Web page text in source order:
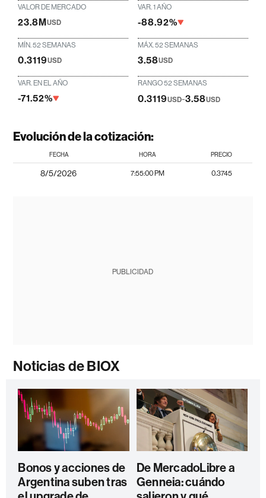
VALOR DE MERCADO
23.8MUSD
VAR. 1 AÑO
-88.92%
MÍN. 52 SEMANAS
0.3119USD
MÁX. 52 SEMANAS
3.58USD
VAR. EN EL AÑO
-71.52%
RANGO 52 SEMANAS
0.3119USD-3.58USD
Evolución de la cotización:
FECHA HORA PRECIO
8/5/2026 7:55:00 PM 0.3745
PUBLICIDAD
Noticias de BIOX
Bonos y acciones de
Argentina suben tras
De MercadoLibre a
Genneia: cuándo